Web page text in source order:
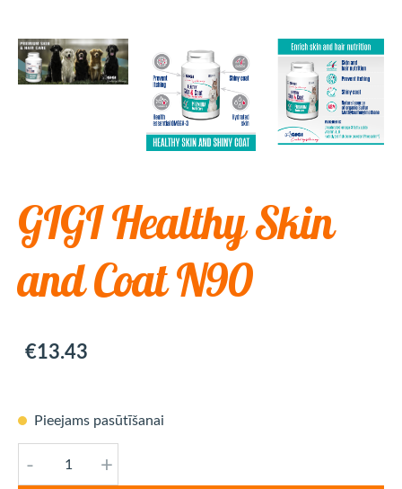
GIGI Healthy Skin
and Coat N90
€13.43
Pieejams pasūtīšanai
- +